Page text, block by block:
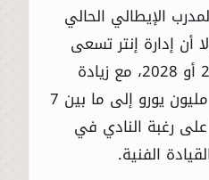
الإيطالي الحالي
عام 2026، إلا أن إدارة إنتر تسعى
لتمديده حتى عام 2027 أو 2028، مع زيادة
الراتب السنوي من 6.5 مليون يورو إلى ما بين 7
على رغبة النادي في
الفنية.